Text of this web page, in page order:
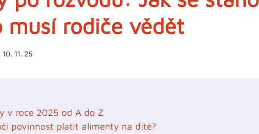
musí rodiče vědět
10. 11. 25
v roce 2025 od A do Z
povinnost platit alimenty na dítě?